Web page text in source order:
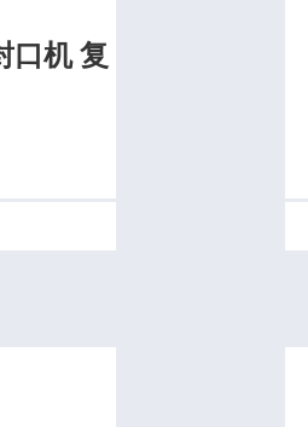
口机 复